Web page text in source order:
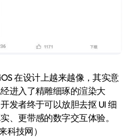
在设计上越来越像，其实意
进入了精雕细琢的渲染大
发者终于可以放胆去抠 UI 细
、更带感的数字交互体验。
科技网）